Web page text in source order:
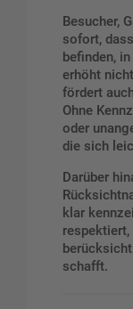
Besucher,
sofort,
befinden,
erhöht
fördert
Ohne
oder
die sich
Darüber
klar
schafft.